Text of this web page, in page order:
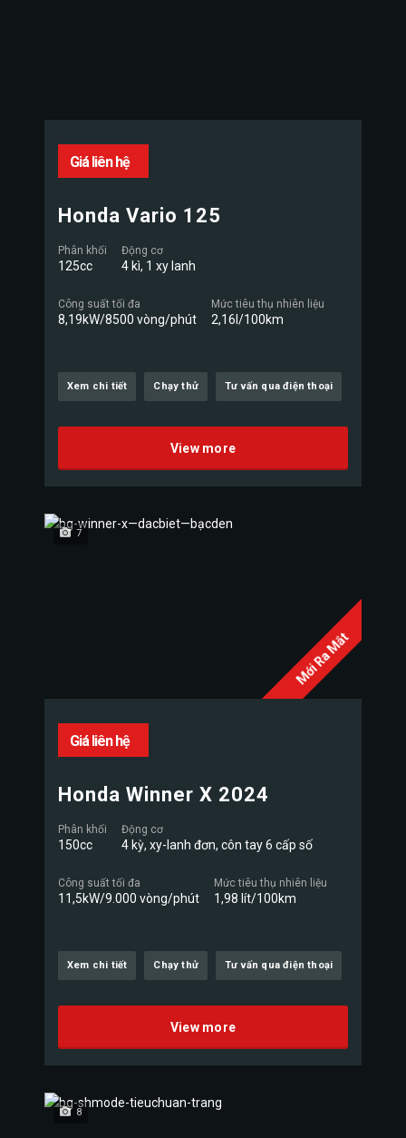
Giá liên hệ
Honda Vario 125
Phân khối
125cc
Động cơ
4 kì, 1 xy lanh
Công suất tối đa
8,19kW/8500 vòng/phút
Mức tiêu thụ nhiên liệu
2,16l/100km
Xem chi tiết Chạy thử Tư vấn qua điện thoại
View more
Mới Ra Mắt
7
Giá liên hệ
Honda Winner X 2024
Phân khối
150cc
Động cơ
4 kỳ, xy-lanh đơn, côn tay 6 cấp số
Công suất tối đa
11,5kW/9.000 vòng/phút
Mức tiêu thụ nhiên liệu
1,98 lít/100km
Xem chi tiết Chạy thử Tư vấn qua điện thoại
View more
8